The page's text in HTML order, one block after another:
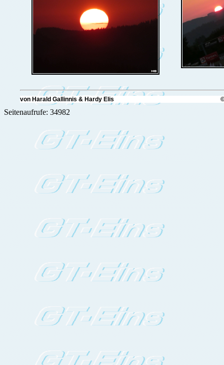
von Harald Gallinnis & Hardy Elis © GT-
Seitenaufrufe: 34982